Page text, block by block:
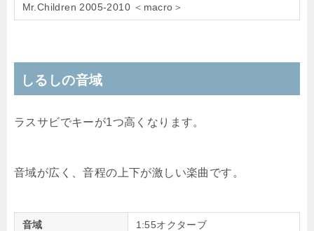
Mr.Children 2005-2010 ＜macro＞
しるしの音域
ラスサビでキーが1つ高くなります。
音域が広く、音程の上下が激しい楽曲です。
音域 1:55オクターブ